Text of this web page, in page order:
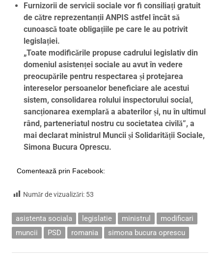
Furnizorii de servicii sociale vor fi consiliați gratuit
de către reprezentanții ANPIS astfel încât să
cunoască toate obligațiile pe care le au potrivit
legislației.
„Toate modificările propuse cadrului legislativ din
domeniul asistenței sociale au avut în vedere
preocupările pentru respectarea și protejarea
intereselor persoanelor beneficiare ale acestui
sistem, consolidarea rolului inspectorului social,
sancționarea exemplară a abaterilor și, nu în ultimul
rând, parteneriatul nostru cu societatea civilă”, a
mai declarat ministrul Muncii și Solidarității Sociale,
Simona Bucura Oprescu.
Comentează prin Facebook:
Număr de vizualizări: 53
asistenta sociala legislatie ministrul
modificari
muncii
PSD romania simona bucura oprescu